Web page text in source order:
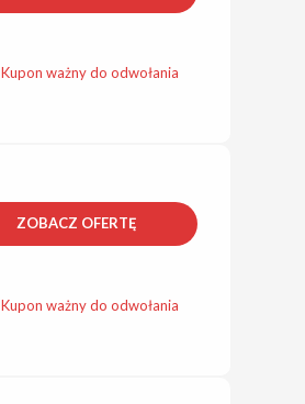
Kupon ważny do odwołania
ZOBACZ OFERTĘ
Kupon ważny do odwołania